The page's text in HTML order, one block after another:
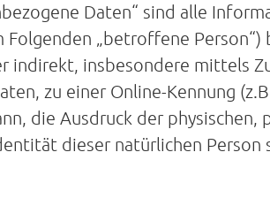
Daten“ sind alle
Folgenden „betroffene
indirekt, insbesondere mittels
zu einer Online-Kennung
die Ausdruck der
dieser natürlichen Person